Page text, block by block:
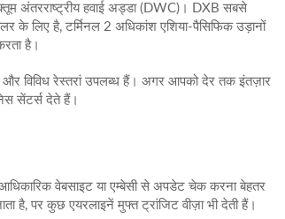
अंतरराष्ट्रीय हवाई अड्डा (DWC)। DXB सबसे
के लिए है, टर्मिनल 2 अधिकांश एशिया‑पैसिफिक उड़ानों
है।
और विविध रेस्तरां उपलब्ध हैं। अगर आपको देर तक इंतज़ार
सेंटर्स देते हैं।
वेबसाइट या एम्बेसी से अपडेट चेक करना बेहतर
है, पर कुछ एयरलाइनें मुफ्त ट्रांजिट वीज़ा भी देती हैं।